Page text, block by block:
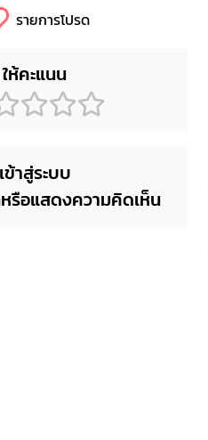
รายการโปรด
ให้คะแนน
เข้าสู่ระบบ
รือแสดงความคิดเห็น